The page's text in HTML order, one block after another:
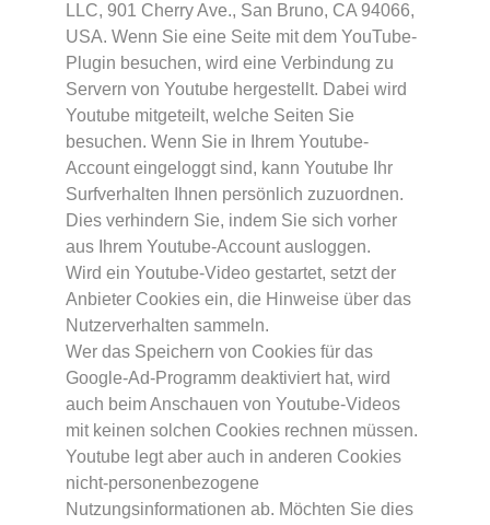
LLC, 901 Cherry Ave., San Bruno, CA 94066,
USA. Wenn Sie eine Seite mit dem YouTube-
Plugin besuchen, wird eine Verbindung zu
Servern von Youtube hergestellt. Dabei wird
Youtube mitgeteilt, welche Seiten Sie
besuchen. Wenn Sie in Ihrem Youtube-
Account eingeloggt sind, kann Youtube Ihr
Surfverhalten Ihnen persönlich zuzuordnen.
Dies verhindern Sie, indem Sie sich vorher
aus Ihrem Youtube-Account ausloggen.
Wird ein Youtube-Video gestartet, setzt der
Anbieter Cookies ein, die Hinweise über das
Nutzerverhalten sammeln.
Wer das Speichern von Cookies für das
Google-Ad-Programm deaktiviert hat, wird
auch beim Anschauen von Youtube-Videos
mit keinen solchen Cookies rechnen müssen.
Youtube legt aber auch in anderen Cookies
nicht-personenbezogene
Nutzungsinformationen ab. Möchten Sie dies